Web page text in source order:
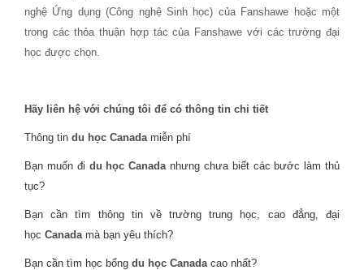
nghệ Ứng dụng (Công nghệ Sinh học) của Fanshawe hoặc một
trong các thỏa thuận hợp tác của Fanshawe với các trường đại
học được chọn.
Hãy liên hệ với chúng tôi để có thông tin chi tiết
Thông tin du học Canada miễn phí
Bạn muốn đi du học Canada nhưng chưa biết các bước làm thủ
tục?
Bạn cần tìm thông tin về trường trung học, cao đẳng, đại
học Canada mà bạn yêu thích?
Bạn cần tìm học bổng du học Canada cao nhất?